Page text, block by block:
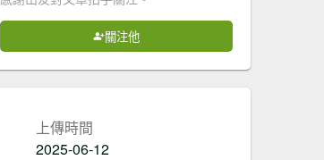
關注他
上傳時間
2025-06-12